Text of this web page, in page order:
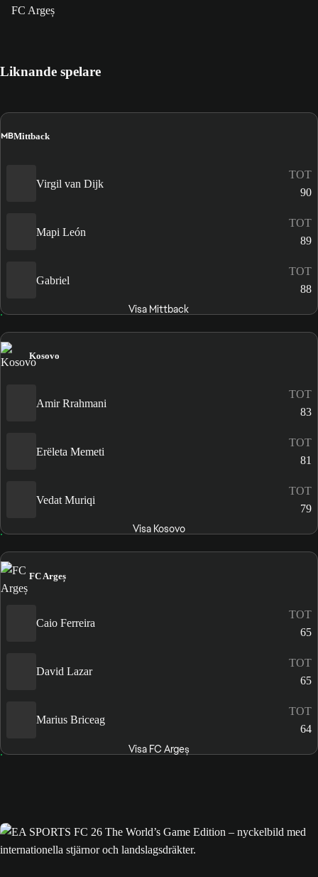
FC Argeș
Liknande spelare
MBMittback
Virgil van Dijk
TOT
90
Mapi León
TOT
89
Gabriel
TOT
88
Visa Mittback
Kosovo
Amir Rrahmani
TOT
83
Erëleta Memeti
TOT
81
Vedat Muriqi
TOT
79
Visa Kosovo
FC Argeș
Caio Ferreira
TOT
65
David Lazar
TOT
65
Marius Briceag
TOT
64
Visa FC Argeș